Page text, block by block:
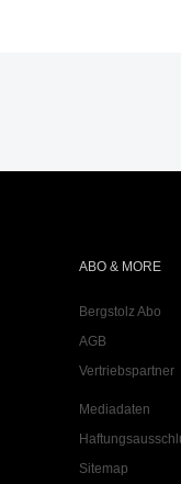
ABO & MORE
Bergstolz Abo
AGB
Vertriebspartner
Mediadaten
Sitemap